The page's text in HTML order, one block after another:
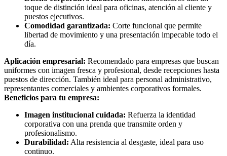
toque de distinción ideal para oficinas, atención al cliente y
puestos ejecutivos.
Comodidad garantizada: Corte funcional que permite
libertad de movimiento y una presentación impecable todo el
día.
Aplicación empresarial: Recomendado para empresas que buscan
uniformes con imagen fresca y profesional, desde recepciones hasta
puestos de dirección. También ideal para personal administrativo,
representantes comerciales y ambientes corporativos formales.
Beneficios para tu empresa:
Imagen institucional cuidada: Refuerza la identidad
corporativa con una prenda que transmite orden y
profesionalismo.
Durabilidad: Alta resistencia al desgaste, ideal para uso
continuo.